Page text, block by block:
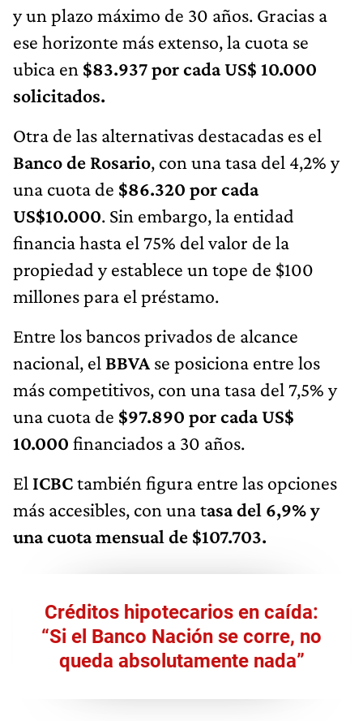
y un plazo máximo de 30 años. Gracias a
ese horizonte más extenso, la cuota se
ubica en $83.937 por cada US$ 10.000
solicitados.
Otra de las alternativas destacadas es el
Banco de Rosario, con una tasa del 4,2% y
una cuota de $86.320 por cada
US$10.000. Sin embargo, la entidad
financia hasta el 75% del valor de la
propiedad y establece un tope de $100
millones para el préstamo.
Entre los bancos privados de alcance
nacional, el BBVA se posiciona entre los
más competitivos, con una tasa del 7,5% y
una cuota de $97.890 por cada US$
10.000 financiados a 30 años.
El ICBCtambién figura entre las opciones
más accesibles, con una tasa del 6,9% y
una cuota mensual de $107.703.
Créditos hipotecarios en caída:
“Si el Banco Nación se corre, no
queda absolutamente nada”